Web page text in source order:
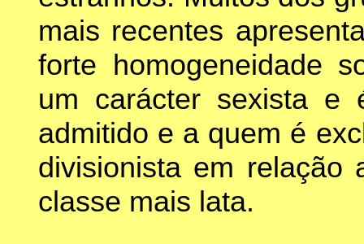
mais recentes
forte homogeneidade
um carácter sexista e
admitido e a quem é
divisionista em relação
classe mais lata.